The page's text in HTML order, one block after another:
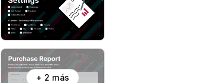
+ 2 más